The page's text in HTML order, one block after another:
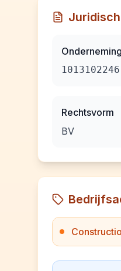
1013102246
Rechtsvorm
BV